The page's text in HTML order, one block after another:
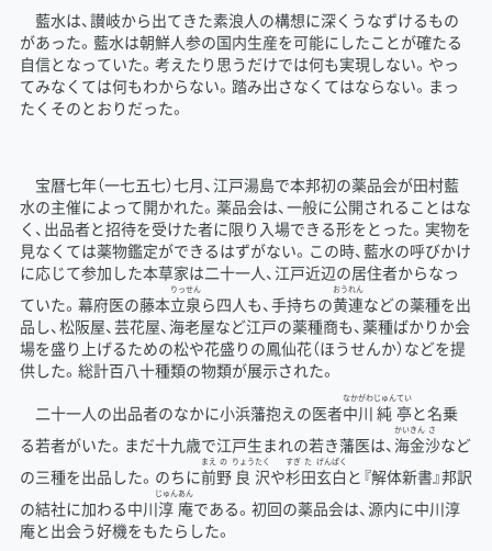
藍水は、讃岐から出てきた素浪人の構想に深くうなずけるもの
があった。藍水は朝鮮人参の国内生産を可能にしたことが確たる
自信となっていた。考えたり思うだけでは何も実現しない。やっ
てみなくては何もわからない。踏み出さなくてはならない。まっ
たくそのとおりだった。
宝暦七年（一七五七）七月、江戸湯島で本邦初の薬品会が田村藍
水の主催によって開かれた。薬品会は、一般に公開されることはな
く、出品者と招待を受けた者に限り入場できる形をとった。実物を
見なくては薬物鑑定ができるはずがない。この時、藍水の呼びかけ
に応じて参加した本草家は二十一人、江戸近辺の居住者からなっ
ていた。幕府医の藤本立泉
りっせん
ら四人も、手持ちの黄連
おうれん
などの薬種を出
品し、松阪屋、芸花屋、海老屋など江戸の薬種商も、薬種ばかりか会
場を盛り上げるための松や花盛りの鳳仙花（ほうせんか）などを提
供した。総計百八十種類の物類が展示された。
二十一人の出品者のなかに小浜藩抱えの医者中川
なかがわ
純
じゅん
亭
てい
と名乗
る若者がいた。まだ十九歳で江戸生まれの若き藩医は、 海金
かいきん
沙
さ
など
の三種を出品した。のちに前
まえ
野
の
良
りょう
沢
たく
や杉
すぎ
田
た
玄白
げんぱく
と『解体新書』邦訳
の結社に加わる中川淳
じゅん
庵
あん
である。初回の薬品会は、源内に中川淳
庵と出会う好機をもたらした。